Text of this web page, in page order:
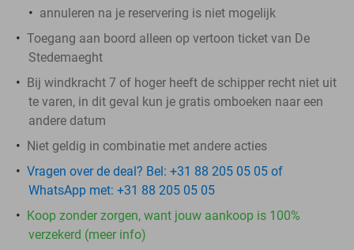
annuleren na je reservering is niet mogelijk
Toegang aan boord alleen op vertoon ticket van De
Stedemaeght
Bij windkracht 7 of hoger heeft de schipper recht niet uit
te varen, in dit geval kun je gratis omboeken naar een
andere datum
Niet geldig in combinatie met andere acties
Vragen over de deal? Bel: +31 88 205 05 05 of
WhatsApp met: +31 88 205 05 05
Koop zonder zorgen, want jouw aankoop is 100%
verzekerd (meer info)